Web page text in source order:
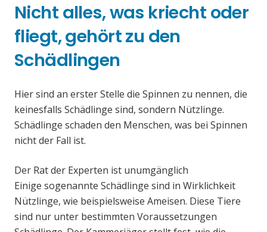
Nicht alles, was kriecht oder
fliegt, gehört zu den
Schädlingen
Hier sind an erster Stelle die Spinnen zu nennen, die
keinesfalls Schädlinge sind, sondern Nützlinge.
Schädlinge schaden den Menschen, was bei Spinnen
nicht der Fall ist.
Der Rat der Experten ist unumgänglich
Einige sogenannte Schädlinge sind in Wirklichkeit
Nützlinge, wie beispielsweise Ameisen. Diese Tiere
sind nur unter bestimmten Voraussetzungen